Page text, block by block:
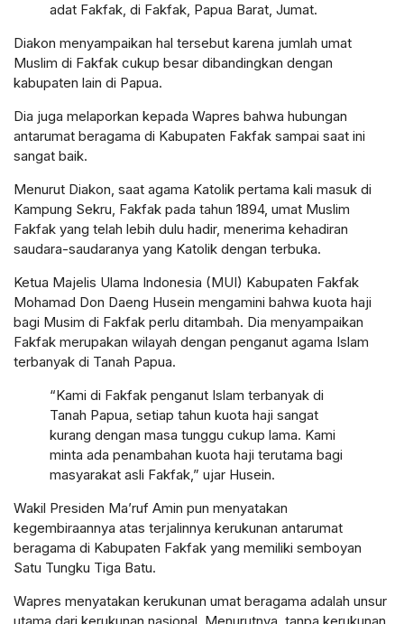
adat Fakfak, di Fakfak, Papua Barat, Jumat.
Diakon menyampaikan hal tersebut karena jumlah umat
Muslim di Fakfak cukup besar dibandingkan dengan
kabupaten lain di Papua.
Dia juga melaporkan kepada Wapres bahwa hubungan
antarumat beragama di Kabupaten Fakfak sampai saat ini
sangat baik.
Menurut Diakon, saat agama Katolik pertama kali masuk di
Kampung Sekru, Fakfak pada tahun 1894, umat Muslim
Fakfak yang telah lebih dulu hadir, menerima kehadiran
saudara-saudaranya yang Katolik dengan terbuka.
Ketua Majelis Ulama Indonesia (MUI) Kabupaten Fakfak
Mohamad Don Daeng Husein mengamini bahwa kuota haji
bagi Musim di Fakfak perlu ditambah. Dia menyampaikan
Fakfak merupakan wilayah dengan penganut agama Islam
terbanyak di Tanah Papua.
“Kami di Fakfak penganut Islam terbanyak di
Tanah Papua, setiap tahun kuota haji sangat
kurang dengan masa tunggu cukup lama. Kami
minta ada penambahan kuota haji terutama bagi
masyarakat asli Fakfak,” ujar Husein.
Wakil Presiden Ma’ruf Amin pun menyatakan
kegembiraannya atas terjalinnya kerukunan antarumat
beragama di Kabupaten Fakfak yang memiliki semboyan
Satu Tungku Tiga Batu.
Wapres menyatakan kerukunan umat beragama adalah unsur